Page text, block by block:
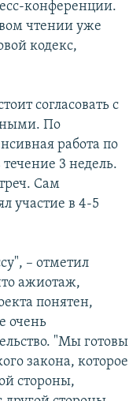
конференции.
чтении уже
кодекс,
согласовать с
По
работа по
3 недель.
Сам
участие в 4-5
– отметил
ажиотаж,
понятен,
очень
"Мы готовы
закона, которое
стороны,